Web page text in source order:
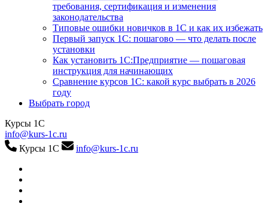
требования, сертификация и изменения
законодательства
Типовые ошибки новичков в 1С и как их избежать
Первый запуск 1С: пошагово — что делать после
установки
Как установить 1С:Предприятие — пошаговая
инструкция для начинающих
Сравнение курсов 1С: какой курс выбрать в 2026
году
Выбрать город
Курсы 1С
info@kurs-1c.ru
Курсы 1С
info@kurs-1c.ru